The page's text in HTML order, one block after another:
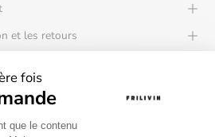
et les retours